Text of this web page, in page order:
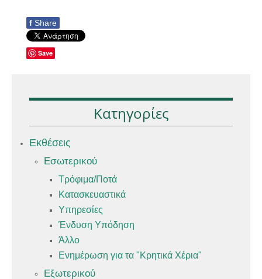
f Share
Save
Κατηγορίες
Εκθέσεις
Εσωτερικού
Τρόφιμα/Ποτά
Κατασκευαστικά
Υπηρεσίες
Ένδυση Υπόδηση
Άλλο
Ενημέρωση για τα "Κρητικά Χέρια"
Εξωτερικού